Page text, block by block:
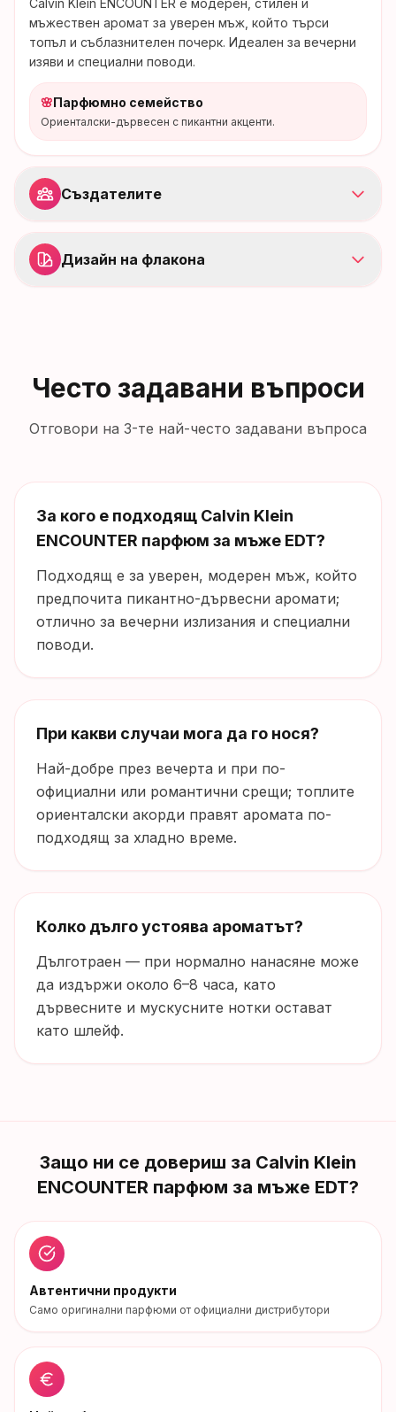
Calvin Klein ENCOUNTER е модерен, стилен и
мъжествен аромат за уверен мъж, който търси
топъл и съблазнителен почерк. Идеален за вечерни
изяви и специални поводи.
🌸Парфюмно семейство
Ориенталски-дървесен с пикантни акценти.
Създателите
Дизайн на флакона
Често задавани въпроси
Отговори на 3-те най-често задавани въпроса
За кого е подходящ Calvin Klein
ENCOUNTER парфюм за мъже EDT?
Подходящ е за уверен, модерен мъж, който
предпочита пикантно-дървесни аромати;
отлично за вечерни излизания и специални
поводи.
При какви случаи мога да го нося?
Най-добре през вечерта и при по-
официални или романтични срещи; топлите
ориенталски акорди правят аромата по-
подходящ за хладно време.
Колко дълго устоява ароматът?
Дълготраен — при нормално нанасяне може
да издържи около 6–8 часа, като
дървесните и мускусните нотки остават
като шлейф.
Защо ни се довериш за Calvin Klein
ENCOUNTER парфюм за мъже EDT?
Автентични продукти
Само оригинални парфюми от официални дистрибутори